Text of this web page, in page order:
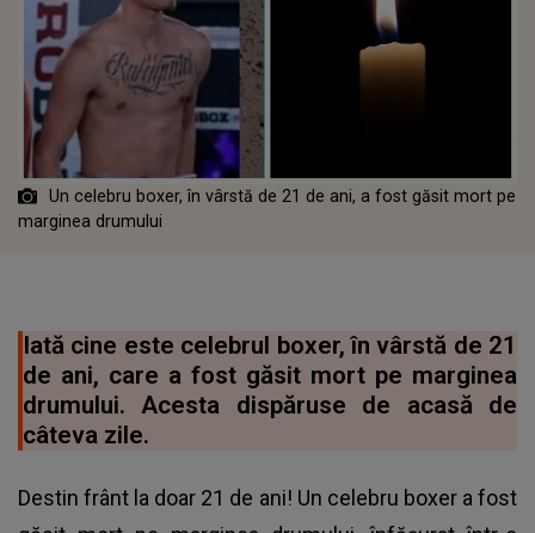
Un celebru boxer, în vârstă de 21 de ani, a fost găsit mort pe
marginea drumului
Iată cine este celebrul boxer, în vârstă de 21
de ani, care a fost găsit mort pe marginea
drumului. Acesta dispăruse de acasă de
câteva zile.
Destin frânt la doar 21 de ani! Un celebru boxer a fost